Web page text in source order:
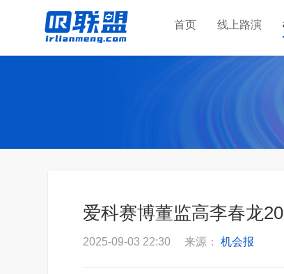
首页 线上路演
爱科赛博董监高李春龙
2025-09-03 22:30 来源： 机会报